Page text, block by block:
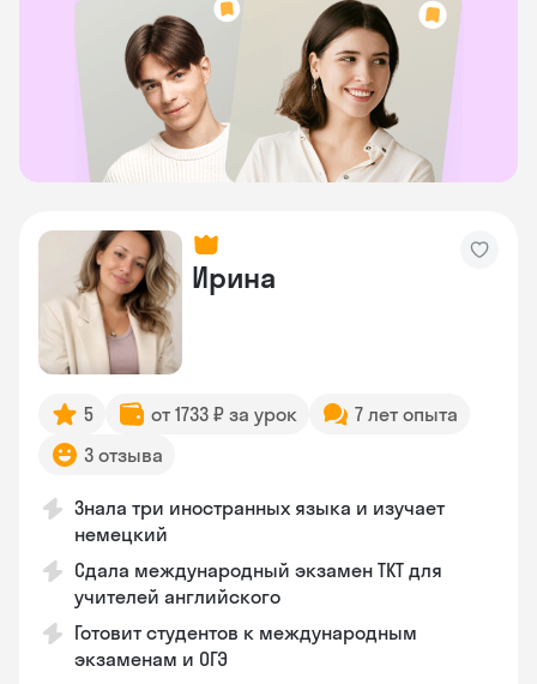
Ирина
5 от 1733 ₽ за урок
7 лет опыта
3 отзыва
Знала три иностранных языка и изучает
немецкий
Сдала международный экзамен TKT для
учителей английского
Готовит студентов к международным
экзаменам и ОГЭ